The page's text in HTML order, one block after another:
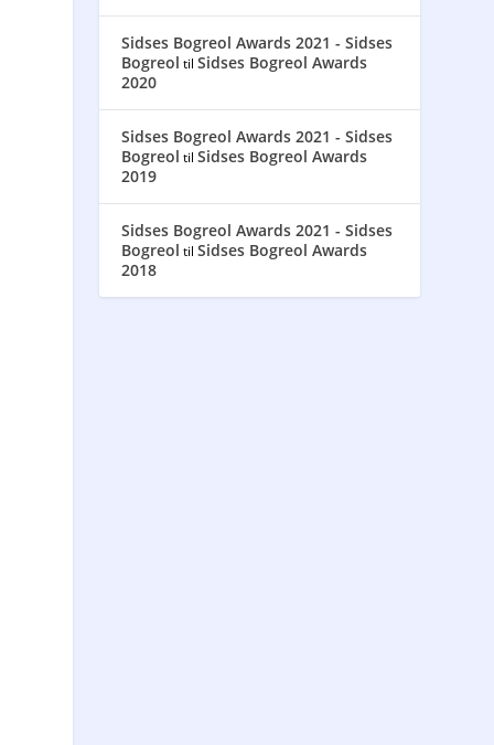
Sidses Bogreol Awards 2021 - Sidses
Bogreol tilSidses Bogreol Awards
2020
Sidses Bogreol Awards 2021 - Sidses
Bogreol tilSidses Bogreol Awards
2019
Sidses Bogreol Awards 2021 - Sidses
Bogreol tilSidses Bogreol Awards
2018